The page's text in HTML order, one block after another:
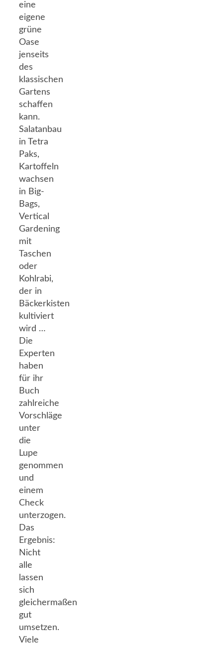
eine
eigene
grüne
Oase
jenseits
des
klassischen
Gartens
schaffen
kann.
Salatanbau
in Tetra
Paks,
Kartoffeln
wachsen
in Big-
Bags,
Vertical
Gardening
mit
Taschen
oder
Kohlrabi,
der in
Bäckerkisten
kultiviert
wird …
Die
Experten
haben
für ihr
Buch
zahlreiche
Vorschläge
unter
die
Lupe
genommen
und
einem
Check
unterzogen.
Das
Ergebnis:
Nicht
alle
lassen
sich
gleichermaßen
gut
umsetzen.
Viele